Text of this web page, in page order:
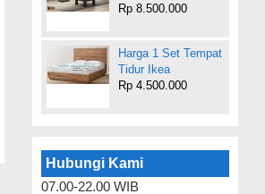
Rp 8.500.000
Harga 1 Set Tempat
Tidur Ikea
Rp 4.500.000
Hubungi Kami
07.00-22.00 WIB